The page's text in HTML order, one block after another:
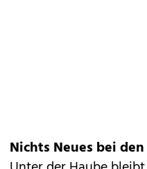
Nichts Neues bei